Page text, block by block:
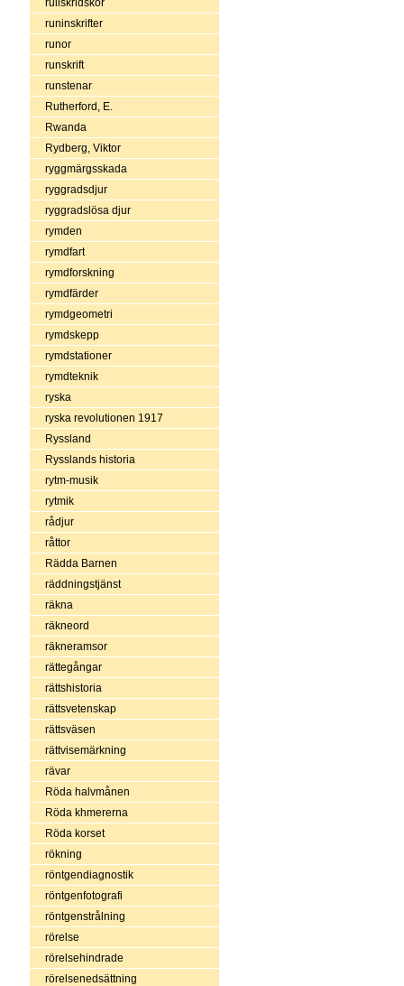
rullskridskor
runinskrifter
runor
runskrift
runstenar
Rutherford, E.
Rwanda
Rydberg, Viktor
ryggmärgsskada
ryggradsdjur
ryggradslösa djur
rymden
rymdfart
rymdforskning
rymdfärder
rymdgeometri
rymdskepp
rymdstationer
rymdteknik
ryska
ryska revolutionen 1917
Ryssland
Rysslands historia
rytm-musik
rytmik
rådjur
råttor
Rädda Barnen
räddningstjänst
räkna
räkneord
räkneramsor
rättegångar
rättshistoria
rättsvetenskap
rättsväsen
rättvisemärkning
rävar
Röda halvmånen
Röda khmererna
Röda korset
rökning
röntgendiagnostik
röntgenfotografi
röntgenstrålning
rörelse
rörelsehindrade
rörelsenedsättning